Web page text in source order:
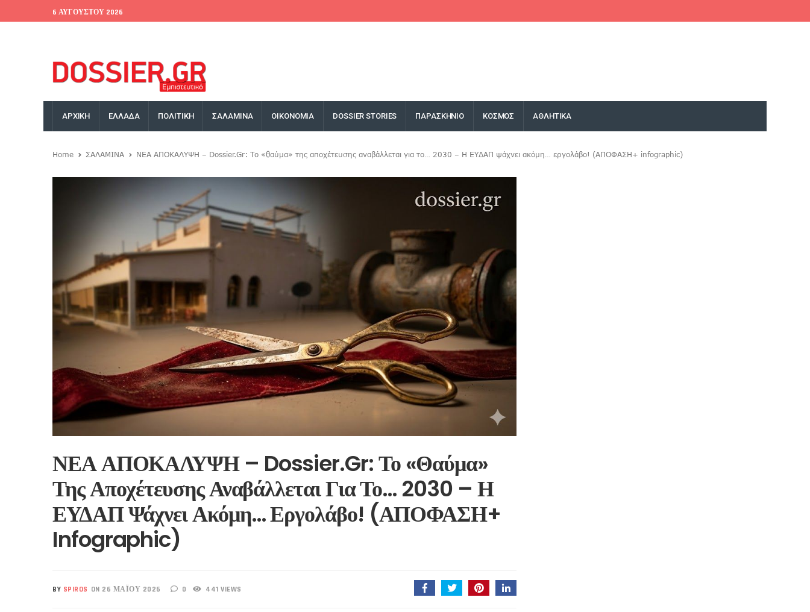
6 ΑΥΓΟΎΣΤΟΥ 2026
ΑΡΧΙΚΗ ΕΛΛΑΔΑ ΠΟΛΙΤΙΚΗ ΣΑΛΑΜΙΝΑ ΟΙΚΟΝΟΜΙΑ DOSSIER STORIES ΠΑΡΑΣΚΗΝΙΟ ΚΟΣΜΟΣ ΑΘΛΗΤΙΚΑ
Home ΣΑΛΑΜΙΝΑ ΝΕΑ ΑΠΟΚΑΛΥΨΗ – Dossier.Gr: Το «θαύμα» της αποχέτευσης αναβάλλεται για το… 2030 – Η ΕΥΔΑΠ ψάχνει ακόμη… εργολάβο! (ΑΠΟΦΑΣΗ+ infographic)
ΝΕΑ ΑΠΟΚΑΛΥΨΗ – Dossier.Gr: Το «θαύμα»
Της Αποχέτευσης Αναβάλλεται Για Το… 2030 – Η
ΕΥΔΑΠ Ψάχνει Ακόμη… Εργολάβο! (ΑΠΟΦΑΣΗ+
Infographic)
BY SPIROS ON 26 ΜΑΪ́ΟΥ 2026 0 441 VIEWS